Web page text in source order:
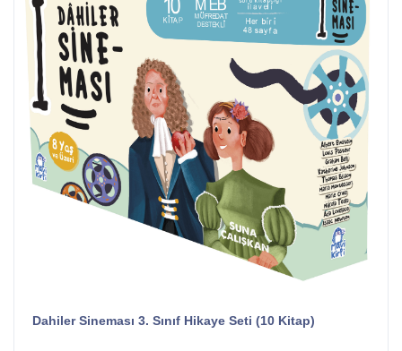
Dahiler Sineması 3. Sınıf Hikaye Seti (10 Kitap)